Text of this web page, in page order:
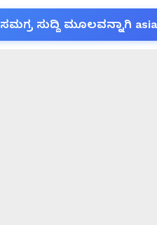
ಸಮಗ್ರ ಸುದ್ದಿ ಮೂಲವನ್ನಾಗಿ